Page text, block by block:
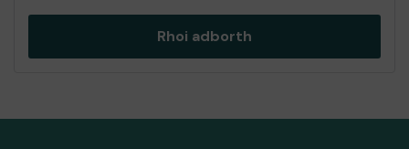
Rhoi adborth